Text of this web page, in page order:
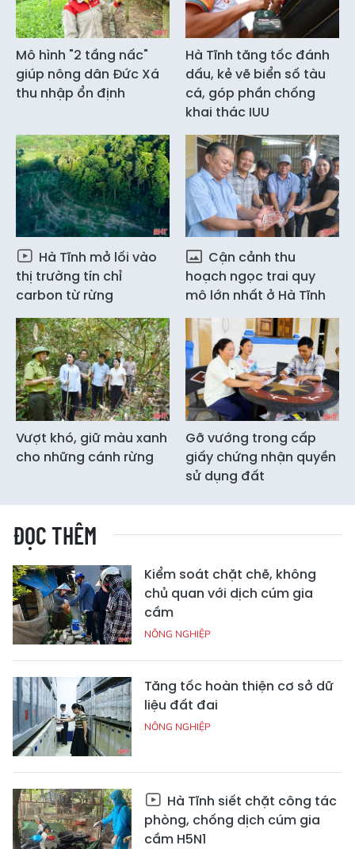
Mô hình "2 tầng nấc"
giúp nông dân Đức Xá
thu nhập ổn định
Hà Tĩnh tăng tốc đánh
dấu, kẻ vẽ biển số tàu
cá, góp phần chống
khai thác IUU
Hà Tĩnh mở lối vào
thị trường tín chỉ
carbon từ rừng
Cận cảnh thu
hoạch ngọc trai quy
mô lớn nhất ở Hà Tĩnh
Vượt khó, giữ màu xanh
cho những cánh rừng
Gỡ vướng trong cấp
giấy chứng nhận quyền
sử dụng đất
ĐỌC THÊM
Kiểm soát chặt chẽ, không
chủ quan với dịch cúm gia
cầm
NÔNG NGHIỆP
Tăng tốc hoàn thiện cơ sở dữ
liệu đất đai
NÔNG NGHIỆP
Hà Tĩnh siết chặt công tác
phòng, chống dịch cúm gia
cầm H5N1